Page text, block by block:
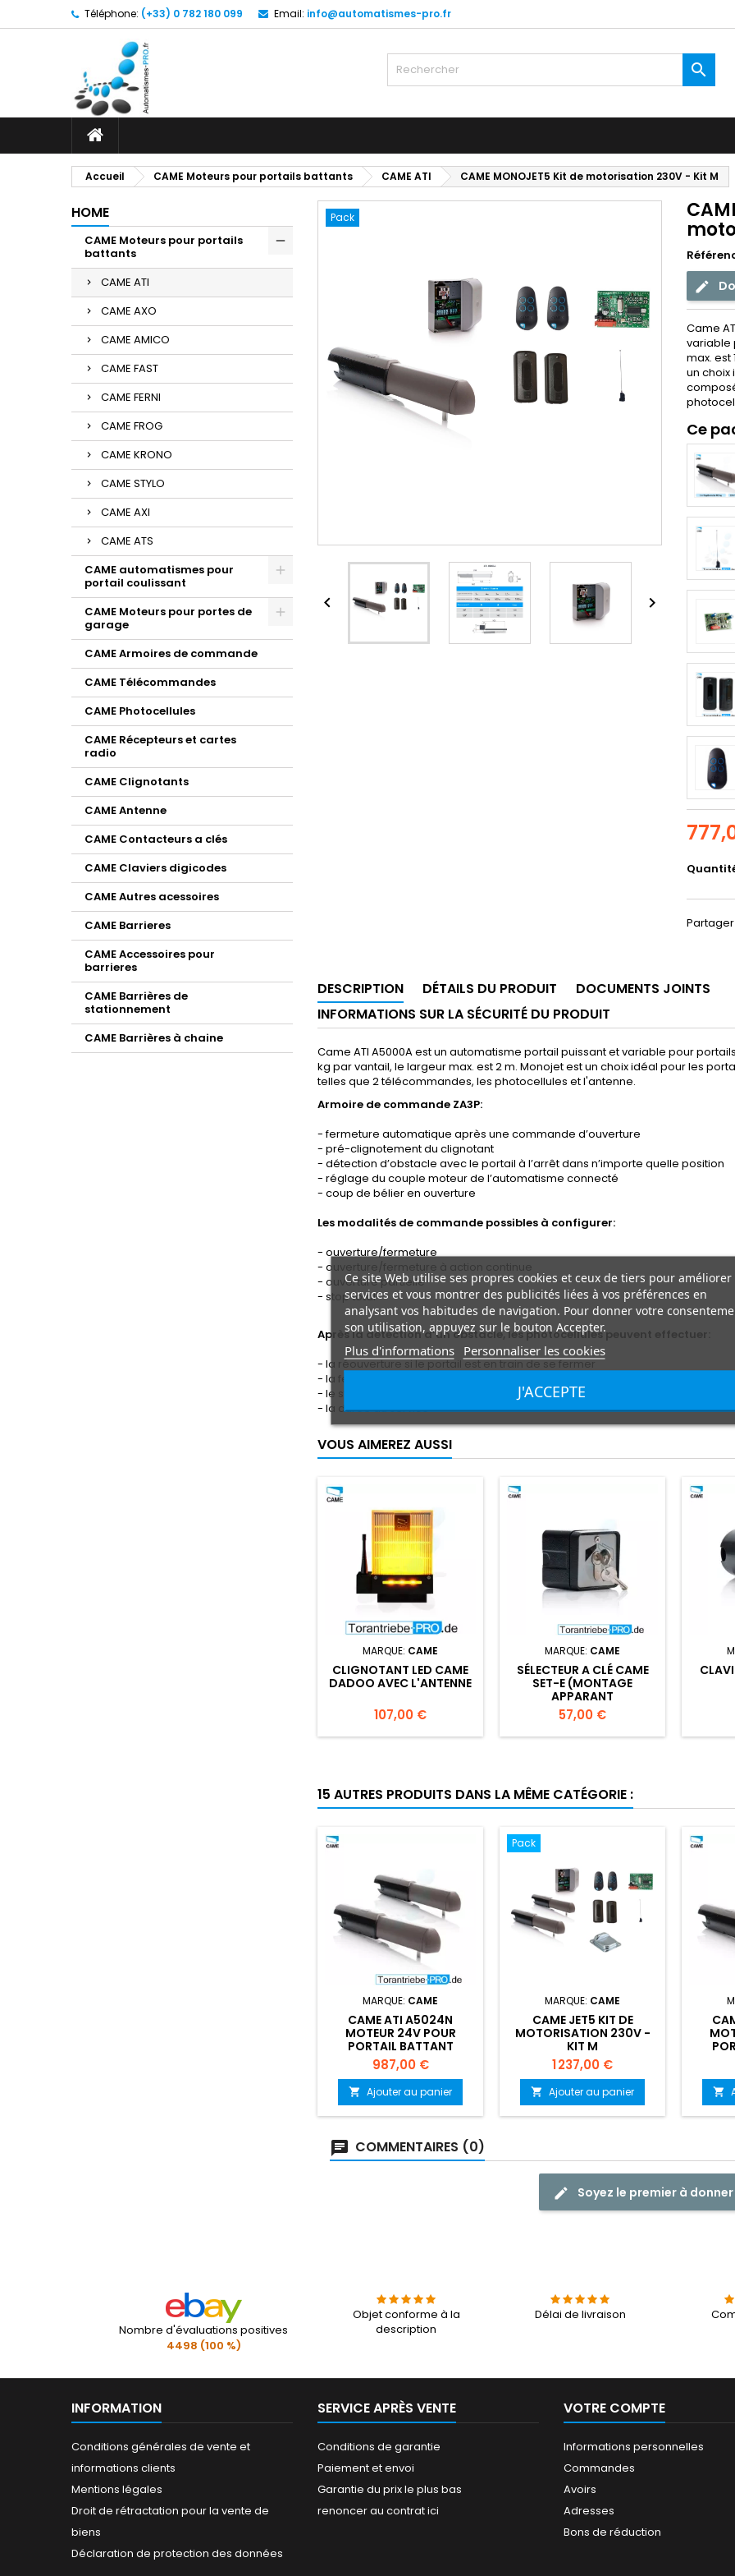
Téléphone: (+33) 0 782 180 099 Email: info@automatismes-pro.fr

Accueil CAME Moteurs pour portails battants CAME ATI CAME MONOJET5 Kit de motorisation 230V - Kit M
HOME
CAME Moteurs pour portails
battants
CAME ATI
CAME AXO
CAME AMICO
CAME FAST
CAME FERNI
CAME FROG
CAME KRONO
CAME STYLO
CAME AXI
CAME ATS
CAME automatismes pour
portail coulissant
CAME Moteurs pour portes de
garage
CAME Armoires de commande
CAME Télécommandes
CAME Photocellules
CAME Récepteurs et cartes
radio
CAME Clignotants
CAME Antenne
CAME Contacteurs a clés
CAME Claviers digicodes
CAME Autres acessoires
CAME Barrieres
CAME Accessoires pour
barrieres
CAME Barrières de
stationnement
CAME Barrières à chaine
Pack
 
Came
variable
max. est
un choix
Ce
Partager
DESCRIPTION DÉTAILS DU PRODUIT
DOCUMENTS JOINTS
INFORMATIONS SUR LA SÉCURITÉ DU PRODUIT
Came ATI A5000A est un automatisme portail puissant et variable pour
kg par vantail, le largeur max. est 2 m. Monojet est un choix idéal pour les
telles que 2 télécommandes, les photocellules et l'antenne.
Armoire de commande ZA3P:
- fermeture automatique après une commande d’ouverture
- pré-clignotement du clignotant
- détection d’obstacle avec le portail à l’arrêt dans n’importe quelle position
- réglage du couple moteur de l’automatisme connecté
- coup de bélier en ouverture
Les modalités de commande possibles à configurer:
- ouverture/fermeture
- ouverture/fermeture à action continue
- ouverture partielle
- stop total
Après la détection d’un obstacle, les photocellules peuvent effectuer:
- la réouverture si le portail est en train de se fermer
- la fermeture ou le stop partiel si le portail est en train de s’ouvrir
- le stop partiel si le portail est en train de s’ouvrir
- la durée du service
VOUS AIMEREZ AUSSI
MARQUE: CAME
CLIGNOTANT LED CAME
DADOO AVEC L'ANTENNE
Prix
107,00 €
MARQUE: CAME
SÉLECTEUR A CLÉ CAME
SET-E (MONTAGE
APPARANT
Prix
57,00 €
15 AUTRES PRODUITS DANS LA MÊME CATÉGORIE :
MARQUE: CAME
CAME ATI A5024N
MOTEUR 24V POUR
PORTAIL BATTANT
Prix
987,00 €
 Ajouter au panier
Pack
MARQUE: CAME
CAME JET5 KIT DE
MOTORISATION 230V -
KIT M
Prix
1 237,00 €
 Ajouter au panier 
COMMENTAIRES (0)
Soyez le premier à
Nombre d'évaluations positives
4498 (100 %)
Objet conforme à la
description
Délai de livraison
INFORMATION
Conditions générales de vente et
informations clients
Mentions légales
Droit de rétractation pour la vente de
biens
Déclaration de protection des données
SERVICE APRÈS VENTE
Conditions de garantie
Paiement et envoi
Garantie du prix le plus bas
renoncer au contrat ici
VOTRE COMPTE
Informations personnelles
Commandes
Avoirs
Adresses
Bons de réduction
Ce site Web utilise ses propres cookies et ceux de tiers pour améliorer
services et vous montrer des publicités liées à vos préférences en
analysant vos habitudes de navigation. Pour donner votre
son utilisation, appuyez sur le bouton Accepter.
Plus d'informations Personnaliser les cookies
J'ACCEPTE